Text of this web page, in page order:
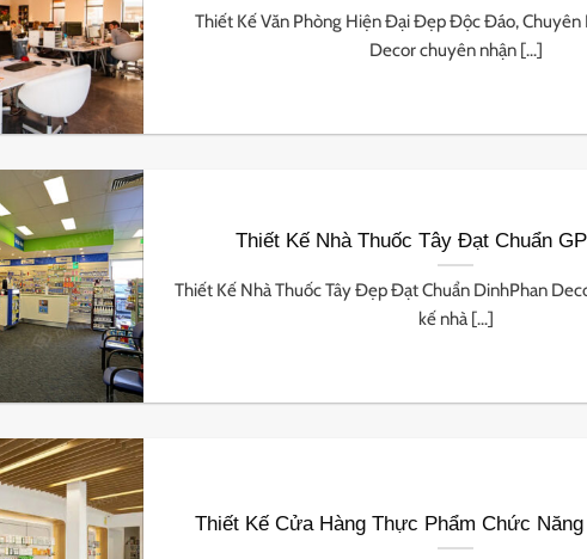
Thiết Kế Văn Phòng Hiện Đại Đẹp Độc Đáo, Chuyên
Decor chuyên nhận [...]
Thiết Kế Nhà Thuốc Tây Đạt Chuẩn
Thiết Kế Nhà Thuốc Tây Đẹp Đạt Chuẩn DinhPhan
kế nhà [...]
Thiết Kế Cửa Hàng Thực Phẩm Chức